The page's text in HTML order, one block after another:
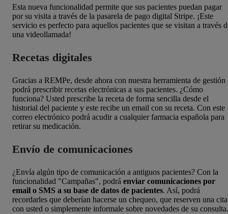
Esta nueva funcionalidad permite que sus pacientes puedan pagar
por su visita a través de la pasarela de pago digital Stripe. ¡Este
servicio es perfecto para aquellos pacientes que se visitan a través
una videollamada!
Recetas digitales
Gracias a REMPe, desde ahora con nuestra herramienta de gestión
podrá prescribir recetas electrónicas a sus pacientes. ¿Cómo
funciona? Usted prescribe la receta de forma sencilla desde el
historial del paciente y este recibe un email con su receta. Con este
correo electrónico podrá acudir a cualquier farmacia española para
retirar su medicación.
Envío de comunicaciones
¿Envía algún tipo de comunicación a antiguos pacientes? Con la
funcionalidad "Campañas", podrá enviar comunicaciones por
email o SMS a su base de datos de pacientes. Así, podrá
recordarles que deberían hacerse un chequeo, que reserven una cita
con usted o simplemente informale sobre novedades de su consulta.